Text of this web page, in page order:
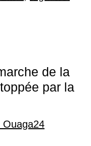
de la
par la
Ouaga24